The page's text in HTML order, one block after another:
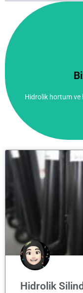
Hidrolik hortum ve
Hidrolik